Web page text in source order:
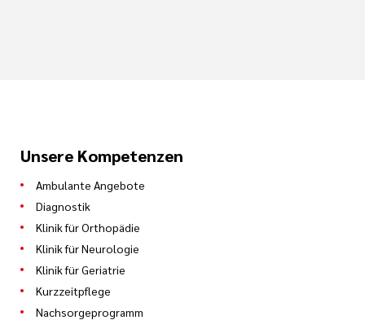
Unsere Kompetenzen
Ambulante Angebote
Diagnostik
Klinik für Orthopädie
Klinik für Neurologie
Klinik für Geriatrie
Kurzzeitpflege
Nachsorgeprogramm